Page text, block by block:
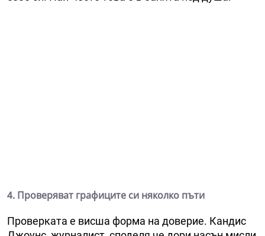
4. Проверяват графиците си няколко пъти
Проверката е висша форма на доверие. Кандис